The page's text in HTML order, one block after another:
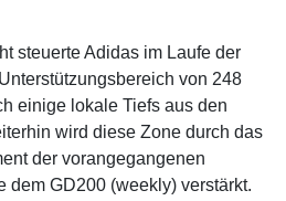
steuerte Adidas im Laufe der
von 248
einige lokale Tiefs aus den
wird diese Zone durch das
der vorangegangenen
dem GD200 (weekly) verstärkt.